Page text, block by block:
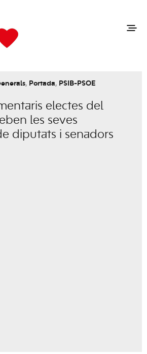
, Portada, PSIB-PSOE
electes del
les seves
diputats i senadors